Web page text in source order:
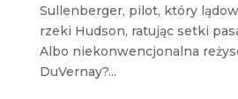
Sullenberger, pilot, który
rzeki Hudson, ratując setki
Albo niekonwencjonalna
DuVernay?...